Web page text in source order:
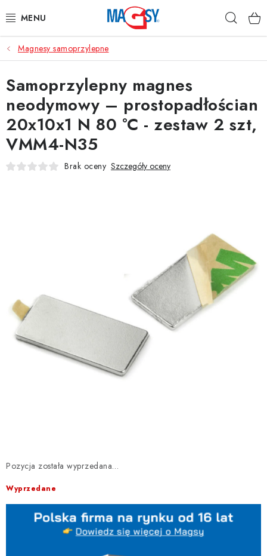
do
GŁÓWNE KATEGORIE
MAGNETYCZNE POMOCE
MAGNESY PRZEMYSŁOWE
INNE MAGNESY
Magnesy samoprzylepne
Pozycja została wyprzedana…
Wyprzedane
Samoprzylepny magnes
neodymowy – prostopadłościan
20x10x1 N 80 °C - zestaw 2 szt,
VMM4-N35
Brak oceny Szczegóły oceny